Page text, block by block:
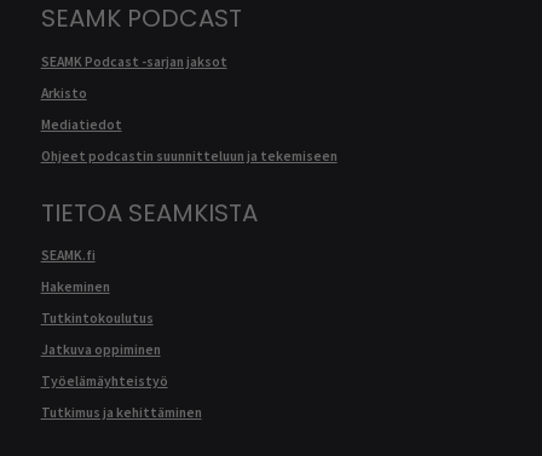
SEAMK PODCAST
SEAMK Podcast -sarjan jaksot
Arkisto
Mediatiedot
Ohjeet podcastin suunnitteluun ja tekemiseen
TIETOA SEAMKISTA
SEAMK.fi
Hakeminen
Tutkintokoulutus
Jatkuva oppiminen
Työelämäyhteistyö
Tutkimus ja kehittäminen